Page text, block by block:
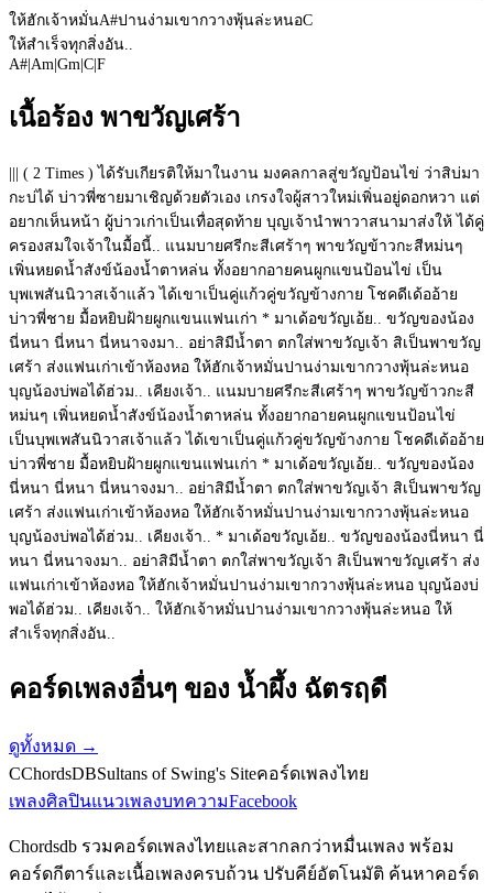
ให้ฮักเจ้าหมั่นA#ปานง่ามเขากวางพุ้นล่ะหนอC
ให้สำเร็จทุกสิ่งอัน..
A# Am Gm C F
เนื้อร้อง พาขวัญเศร้า
||| ( 2 Times ) ได้รับเกียรติให้มาในงาน มงคลกาลสู่ขวัญป้อนไข่ ว่าสิบ่มา
กะบ่ได้ บ่าวพี่ซายมาเชิญด้วยตัวเอง เกรงใจผู้สาวใหม่เพิ่นอยู่ดอกหวา แต่
อยากเห็นหน้า ผู้บ่าวเก่าเป็นเทื่อสุดท้าย บุญเจ้านำพาวาสนามาส่งให้ ได้คู่
ครองสมใจเจ้าในมื้อนี้.. แนมบายศรีกะสีเศร้าๆ พาขวัญข้าวกะสีหม่นๆ
เพิ่นหยดน้ำสังข์น้องน้ำตาหล่น ทั้งอยากอายคนผูกแขนป้อนไข่ เป็น
บุพเพสันนิวาสเจ้าแล้ว ได้เขาเป็นคู่แก้วคู่ขวัญข้างกาย โชคดีเด้ออ้าย
บ่าวพี่ชาย มื้อหยิบฝ้ายผูกแขนแฟนเก่า * มาเด้อขวัญเอ้ย.. ขวัญของน้อง
นี่หนา นี่หนา นี่หนาจงมา.. อย่าสิมีน้ำตา ตกใส่พาขวัญเจ้า สิเป็นพาขวัญ
เศร้า ส่งแฟนเก่าเข้าห้องหอ ให้ฮักเจ้าหมั่นปานง่ามเขากวางพุ้นล่ะหนอ
บุญน้องบ่พอได้ฮ่วม.. เคียงเจ้า.. แนมบายศรีกะสีเศร้าๆ พาขวัญข้าวกะสี
หม่นๆ เพิ่นหยดน้ำสังข์น้องน้ำตาหล่น ทั้งอยากอายคนผูกแขนป้อนไข่
เป็นบุพเพสันนิวาสเจ้าแล้ว ได้เขาเป็นคู่แก้วคู่ขวัญข้างกาย โชคดีเด้ออ้าย
บ่าวพี่ชาย มื้อหยิบฝ้ายผูกแขนแฟนเก่า * มาเด้อขวัญเอ้ย.. ขวัญของน้อง
นี่หนา นี่หนา นี่หนาจงมา.. อย่าสิมีน้ำตา ตกใส่พาขวัญเจ้า สิเป็นพาขวัญ
เศร้า ส่งแฟนเก่าเข้าห้องหอ ให้ฮักเจ้าหมั่นปานง่ามเขากวางพุ้นล่ะหนอ
บุญน้องบ่พอได้ฮ่วม.. เคียงเจ้า.. * มาเด้อขวัญเอ้ย.. ขวัญของน้องนี่หนา นี่
หนา นี่หนาจงมา.. อย่าสิมีน้ำตา ตกใส่พาขวัญเจ้า สิเป็นพาขวัญเศร้า ส่ง
แฟนเก่าเข้าห้องหอ ให้ฮักเจ้าหมั่นปานง่ามเขากวางพุ้นล่ะหนอ บุญน้องบ่
พอได้ฮ่วม.. เคียงเจ้า.. ให้ฮักเจ้าหมั่นปานง่ามเขากวางพุ้นล่ะหนอ ให้
สำเร็จทุกสิ่งอัน..
คอร์ดเพลงอื่นๆ ของ น้ำผึ้ง ฉัตรฤดี
ดูทั้งหมด →
CChordsDBSultans of Swing's Siteคอร์ดเพลงไทย
เพลงศิลปินแนวเพลงบทความFacebook
Chordsdb รวมคอร์ดเพลงไทยและสากลกว่าหมื่นเพลง พร้อม
คอร์ดกีตาร์และเนื้อเพลงครบถ้วน ปรับคีย์อัตโนมัติ ค้นหาคอร์ด